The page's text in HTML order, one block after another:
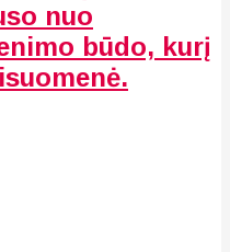
nuo
būdo, kurį